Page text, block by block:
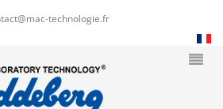
technologie.fr